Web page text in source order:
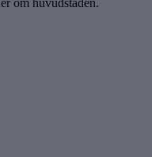
om huvudstaden.